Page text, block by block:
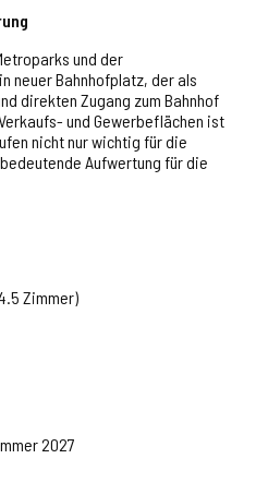
und der
neuer Bahnhofplatz, der als
direkten Zugang zum Bahnhof
und Gewerbeflächen ist
nicht nur wichtig für die
Aufwertung für die
Zimmer)
2027